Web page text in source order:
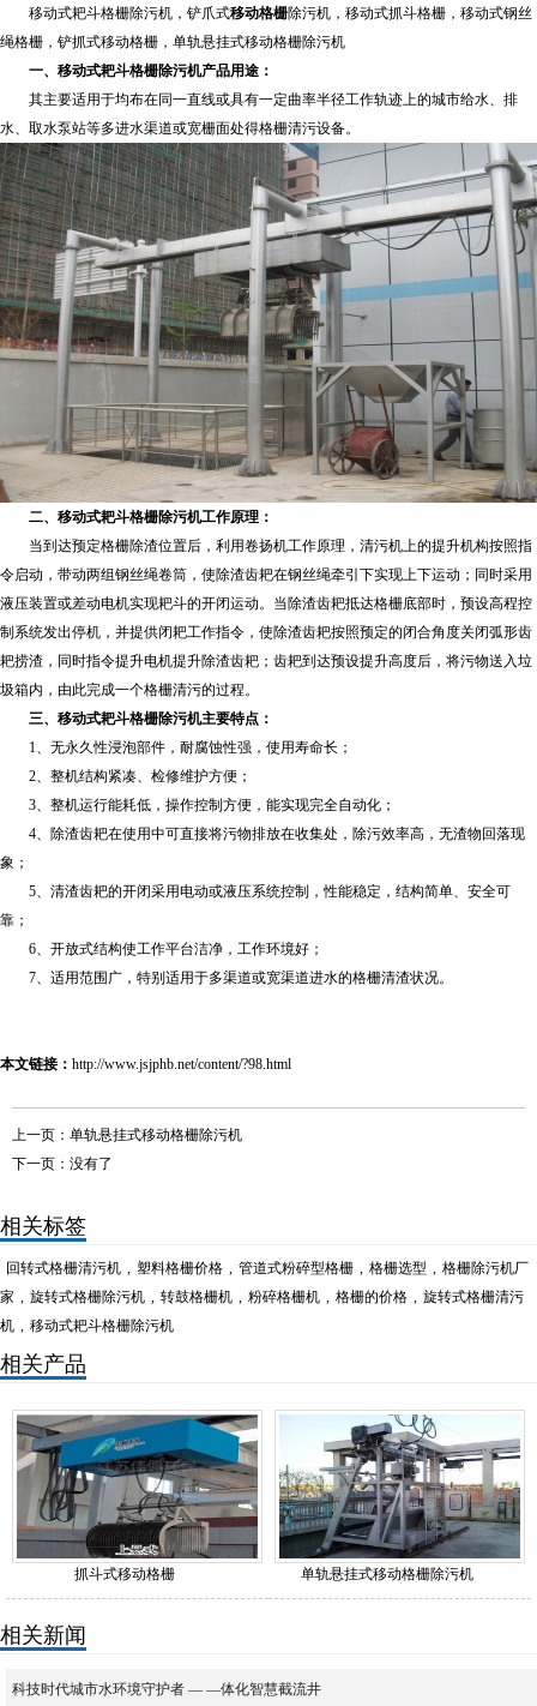
移动式耙斗格栅除污机，铲爪式移动格栅除污机，移动式抓斗格栅，移动式钢丝
绳格栅，铲抓式移动格栅，单轨悬挂式移动格栅除污机
一、 移动式耙斗格栅除污机产品用途：
其主要适用于均布在同一直线或具有一定曲率半径工作轨迹上的城市给水、排
水、取水泵站等多进水渠道或宽栅面处得格栅清污设备。
二、 移动式耙斗格栅除污机工作原理：
当到达预定格栅除渣位置后，利用卷扬机工作原理，清污机上的提升机构按照指
令启动，带动两组钢丝绳卷筒，使除渣齿耙在钢丝绳牵引下实现上下运动；同时采用
液压装置或差动电机实现耙斗的开闭运动。当除渣齿耙抵达格栅底部时，预设高程控
制系统发出停机，并提供闭耙工作指令，使除渣齿耙按照预定的闭合角度关闭弧形齿
耙捞渣，同时指令提升电机提升除渣齿耙；齿耙到达预设提升高度后，将污物送入垃
圾箱内，由此完成一个格栅清污的过程。
三、 移动式耙斗格栅除污机主要特点：
1、无永久性浸泡部件，耐腐蚀性强，使用寿命长；
2、整机结构紧凑、检修维护方便；
3、整机运行能耗低，操作控制方便，能实现完全自动化；
4、除渣齿耙在使用中可直接将污物排放在收集处，除污效率高，无渣物回落现
象；
5、清渣齿耙的开闭采用电动或液压系统控制，性能稳定，结构简单、安全可
靠；
6、开放式结构使工作平台洁净，工作环境好；
7、适用范围广，特别适用于多渠道或宽渠道进水的格栅清渣状况。
本文链接： http://www.jsjphb.net/content/?98.html
上一页： 单轨悬挂式移动格栅除污机
下一页：没有了
相关标签
回转式格栅清污机 塑料格栅价格 管道式粉碎型格栅 格栅选型
格栅除污机厂
家
旋转式格栅除污机 转鼓格栅机 粉碎格栅机 格栅的价格
旋转式格栅清污
机
移动式耙斗格栅除污机
相关产品
抓斗式移动格栅 单轨悬挂式移动格栅除污机
相关新闻
科技时代城市水环境守护者 — —体化智慧截流井